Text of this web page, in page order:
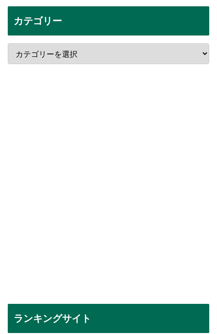
カテゴリー
ランキングサイト